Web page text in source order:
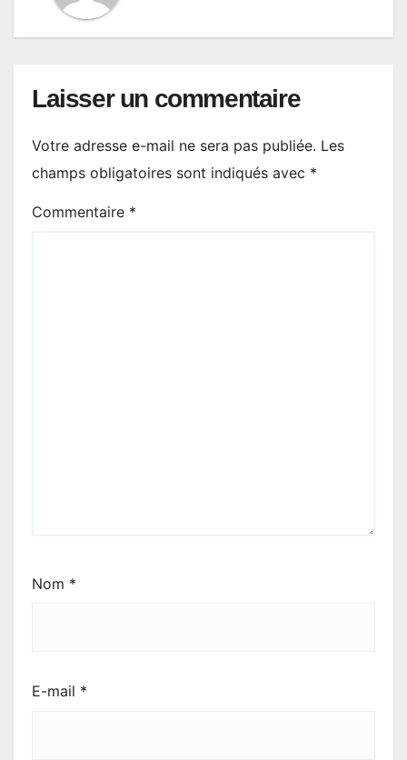
Laisser un commentaire
Votre adresse e-mail ne sera pas publiée. Les
champs obligatoires sont indiqués avec *
Commentaire *
Nom *
E-mail *